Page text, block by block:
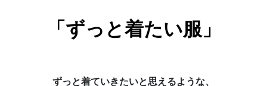
「ずっと着たい服」
ずっと着ていきたいと思えるような、